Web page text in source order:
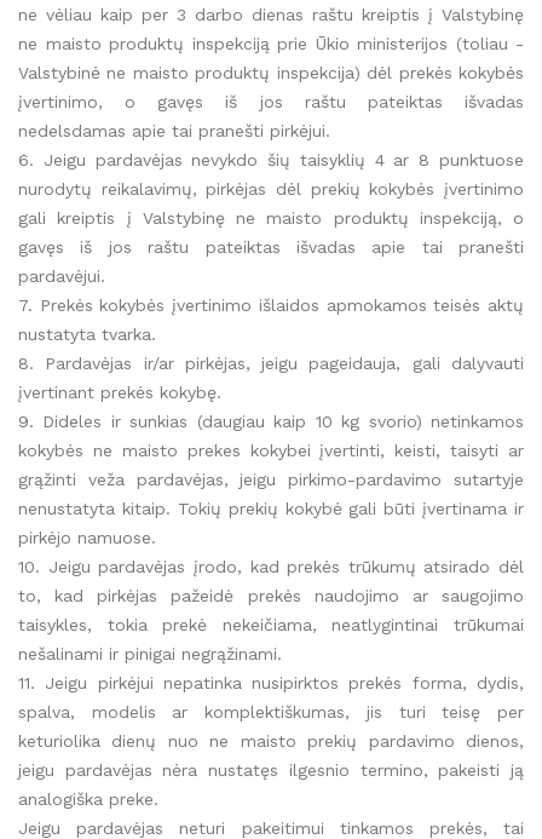
ne vėliau kaip per 3 darbo dienas raštu kreiptis į Valstybinę
ne maisto produktų inspekciją prie Ūkio ministerijos (toliau -
Valstybinė ne maisto produktų inspekcija) dėl prekės kokybės
įvertinimo, o gavęs iš jos raštu pateiktas išvadas
nedelsdamas apie tai pranešti pirkėjui.
6. Jeigu pardavėjas nevykdo šių taisyklių 4 ar 8 punktuose
nurodytų reikalavimų, pirkėjas dėl prekių kokybės įvertinimo
gali kreiptis į Valstybinę ne maisto produktų inspekciją, o
gavęs iš jos raštu pateiktas išvadas apie tai pranešti
pardavėjui.
7. Prekės kokybės įvertinimo išlaidos apmokamos teisės aktų
nustatyta tvarka.
8. Pardavėjas ir/ar pirkėjas, jeigu pageidauja, gali dalyvauti
įvertinant prekės kokybę.
9. Dideles ir sunkias (daugiau kaip 10 kg svorio) netinkamos
kokybės ne maisto prekes kokybei įvertinti, keisti, taisyti ar
grąžinti veža pardavėjas, jeigu pirkimo-pardavimo sutartyje
nenustatyta kitaip. Tokių prekių kokybė gali būti įvertinama ir
pirkėjo namuose.
10. Jeigu pardavėjas įrodo, kad prekės trūkumų atsirado dėl
to, kad pirkėjas pažeidė prekės naudojimo ar saugojimo
taisykles, tokia prekė nekeičiama, neatlygintinai trūkumai
nešalinami ir pinigai negrąžinami.
11. Jeigu pirkėjui nepatinka nusipirktos prekės forma, dydis,
spalva, modelis ar komplektiškumas, jis turi teisę per
keturiolika dienų nuo ne maisto prekių pardavimo dienos,
jeigu pardavėjas nėra nustatęs ilgesnio termino, pakeisti ją
analogiška preke.
Jeigu pardavėjas neturi pakeitimui tinkamos prekės, tai